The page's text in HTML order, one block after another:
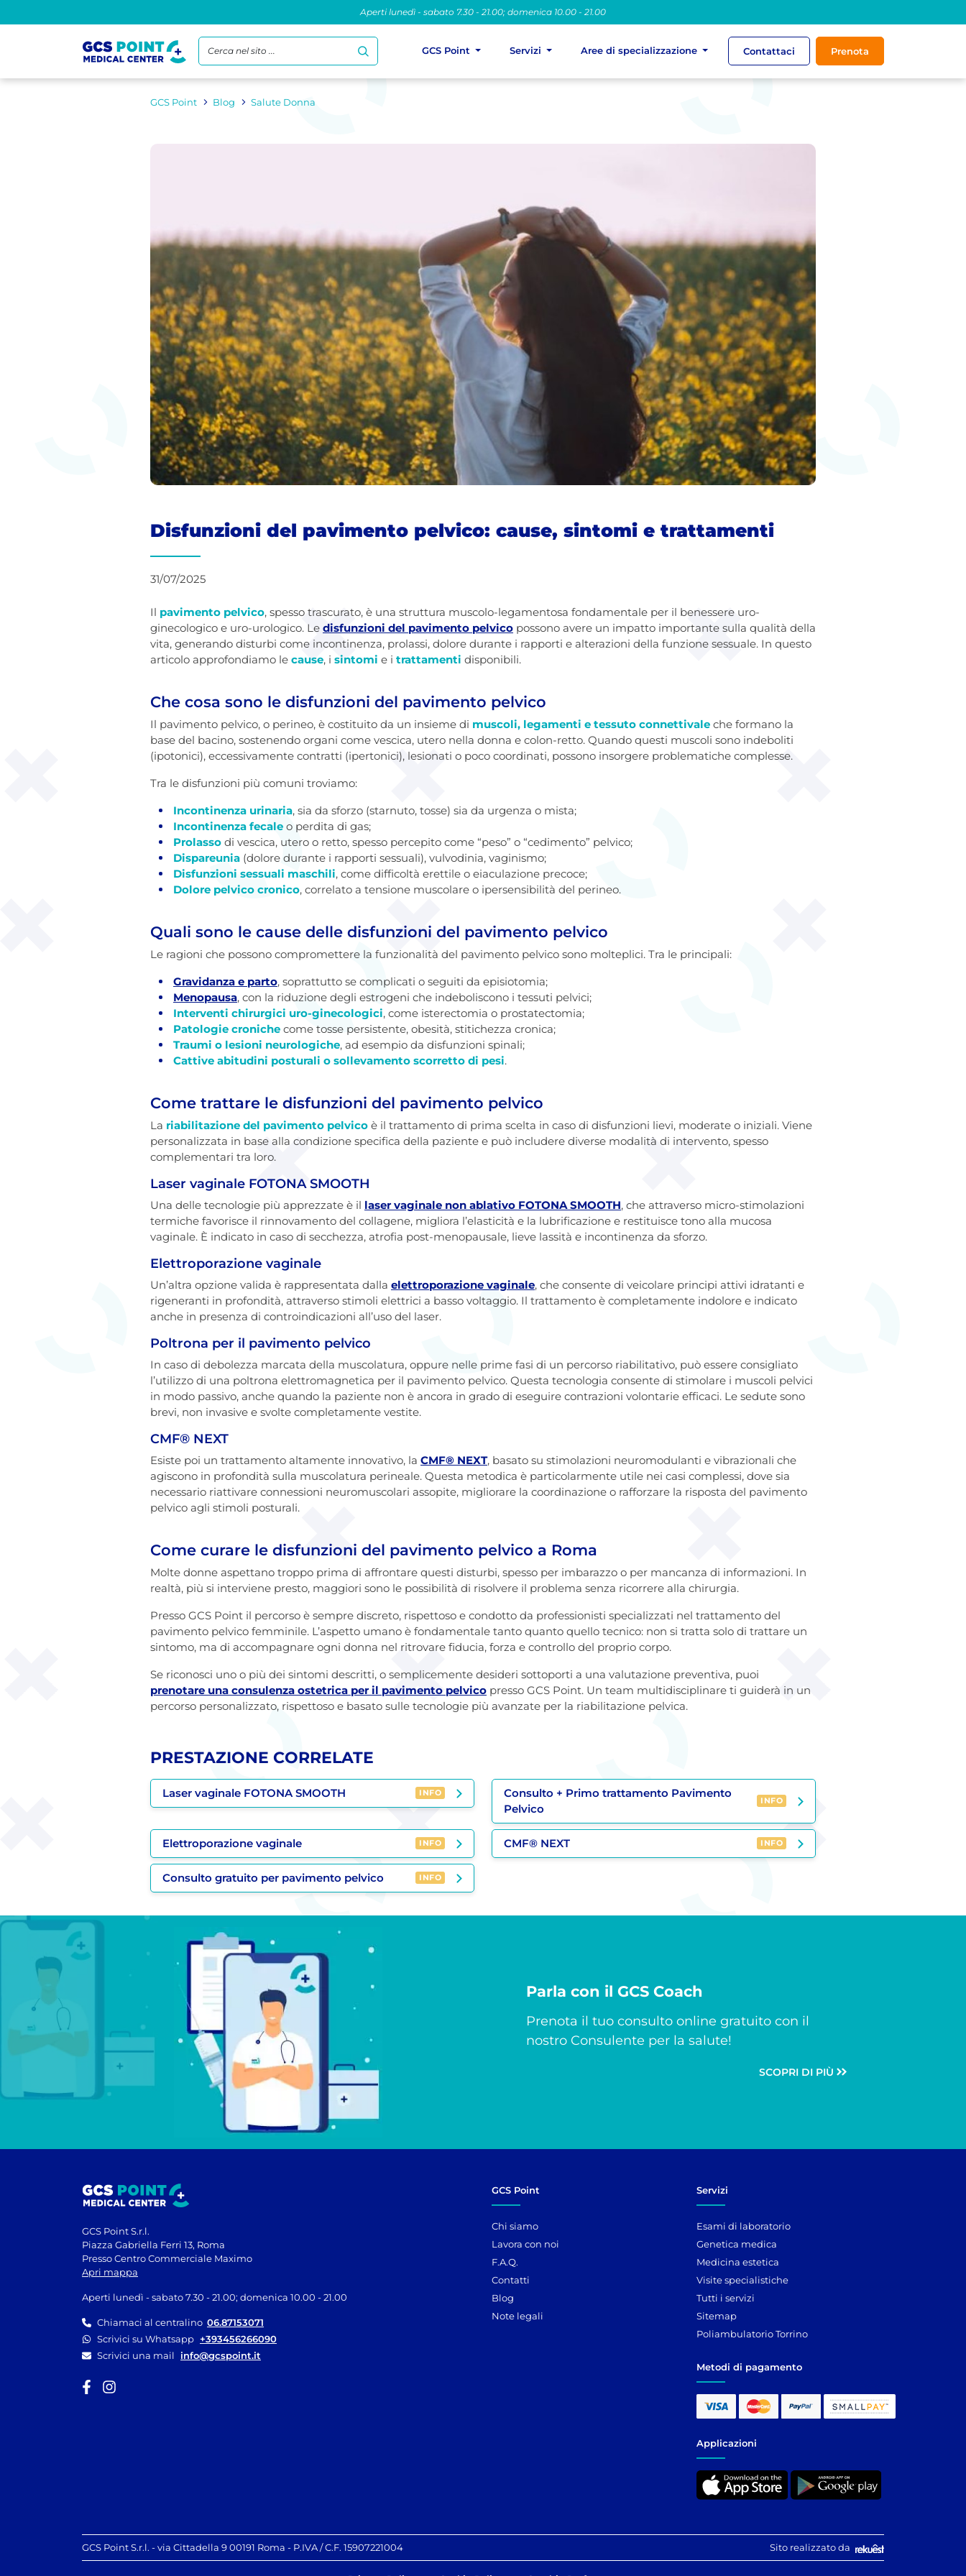
Aperti lunedì - sabato 7.30 - 21.00; domenica 10.00 - 21.00
Cerca nel sito ... GCS Point Servizi Aree di specializzazione Contattaci Prenota
GCS Point Blog Salute Donna
Disfunzioni del pavimento pelvico: cause, sintomi e trattamenti
31/07/2025
Il pavimento pelvico, spesso trascurato, è una struttura muscolo-legamentosa fondamentale per il benessere uro-
ginecologico e uro-urologico. Le disfunzioni del pavimento pelvico possono avere un impatto importante sulla qualità della
vita, generando disturbi come incontinenza, prolassi, dolore durante i rapporti e alterazioni della funzione sessuale. In questo
articolo approfondiamo le cause, i sintomi e i trattamenti disponibili.
Che cosa sono le disfunzioni del pavimento pelvico
Il pavimento pelvico, o perineo, è costituito da un insieme di muscoli, legamenti e tessuto connettivale che formano la
base del bacino, sostenendo organi come vescica, utero nella donna e colon-retto. Quando questi muscoli sono indeboliti
(ipotonici), eccessivamente contratti (ipertonici), lesionati o poco coordinati, possono insorgere problematiche complesse.
Tra le disfunzioni più comuni troviamo:
Incontinenza urinaria, sia da sforzo (starnuto, tosse) sia da urgenza o mista;
Incontinenza fecale o perdita di gas;
Prolasso di vescica, utero o retto, spesso percepito come “peso” o “cedimento” pelvico;
Dispareunia (dolore durante i rapporti sessuali), vulvodinia, vaginismo;
Disfunzioni sessuali maschili, come difficoltà erettile o eiaculazione precoce;
Dolore pelvico cronico, correlato a tensione muscolare o ipersensibilità del perineo.
Quali sono le cause delle disfunzioni del pavimento pelvico
Le ragioni che possono compromettere la funzionalità del pavimento pelvico sono molteplici. Tra le principali:
Gravidanza e parto, soprattutto se complicati o seguiti da episiotomia;
Menopausa, con la riduzione degli estrogeni che indeboliscono i tessuti pelvici;
Interventi chirurgici uro-ginecologici, come isterectomia o prostatectomia;
Patologie croniche come tosse persistente, obesità, stitichezza cronica;
Traumi o lesioni neurologiche, ad esempio da disfunzioni spinali;
Cattive abitudini posturali o sollevamento scorretto di pesi.
Come trattare le disfunzioni del pavimento pelvico
La riabilitazione del pavimento pelvico è il trattamento di prima scelta in caso di disfunzioni lievi, moderate o iniziali. Viene
personalizzata in base alla condizione specifica della paziente e può includere diverse modalità di intervento, spesso
complementari tra loro.
Laser vaginale FOTONA SMOOTH
Una delle tecnologie più apprezzate è il laser vaginale non ablativo FOTONA SMOOTH, che attraverso micro-stimolazioni
termiche favorisce il rinnovamento del collagene, migliora l’elasticità e la lubrificazione e restituisce tono alla mucosa
vaginale. È indicato in caso di secchezza, atrofia post-menopausale, lieve lassità e incontinenza da sforzo.
Elettroporazione vaginale
Un’altra opzione valida è rappresentata dalla elettroporazione vaginale, che consente di veicolare principi attivi idratanti e
rigeneranti in profondità, attraverso stimoli elettrici a basso voltaggio. Il trattamento è completamente indolore e indicato
anche in presenza di controindicazioni all’uso del laser.
Poltrona per il pavimento pelvico
In caso di debolezza marcata della muscolatura, oppure nelle prime fasi di un percorso riabilitativo, può essere consigliato
l’utilizzo di una poltrona elettromagnetica per il pavimento pelvico. Questa tecnologia consente di stimolare i muscoli pelvici
in modo passivo, anche quando la paziente non è ancora in grado di eseguire contrazioni volontarie efficaci. Le sedute sono
brevi, non invasive e svolte completamente vestite.
CMF® NEXT
Esiste poi un trattamento altamente innovativo, la CMF® NEXT, basato su stimolazioni neuromodulanti e vibrazionali che
agiscono in profondità sulla muscolatura perineale. Questa metodica è particolarmente utile nei casi complessi, dove sia
necessario riattivare connessioni neuromuscolari assopite, migliorare la coordinazione o rafforzare la risposta del pavimento
pelvico agli stimoli posturali.
Come curare le disfunzioni del pavimento pelvico a Roma
Molte donne aspettano troppo prima di affrontare questi disturbi, spesso per imbarazzo o per mancanza di informazioni. In
realtà, più si interviene presto, maggiori sono le possibilità di risolvere il problema senza ricorrere alla chirurgia.
Presso GCS Point il percorso è sempre discreto, rispettoso e condotto da professionisti specializzati nel trattamento del
pavimento pelvico femminile. L’aspetto umano è fondamentale tanto quanto quello tecnico: non si tratta solo di trattare un
sintomo, ma di accompagnare ogni donna nel ritrovare fiducia, forza e controllo del proprio corpo.
Se riconosci uno o più dei sintomi descritti, o semplicemente desideri sottoporti a una valutazione preventiva, puoi
prenotare una consulenza ostetrica per il pavimento pelvico presso GCS Point. Un team multidisciplinare ti guiderà in un
percorso personalizzato, rispettoso e basato sulle tecnologie più avanzate per la riabilitazione pelvica.
PRESTAZIONE CORRELATE
Laser vaginale FOTONA SMOOTH INFO
Consulto + Primo trattamento Pavimento
Pelvico
INFO
Elettroporazione vaginale INFO CMF® NEXT INFO
Consulto gratuito per pavimento pelvico INFO
Parla con il GCS Coach
Prenota il tuo consulto online gratuito con il
nostro Consulente per la salute!
SCOPRI DI PIÙ
GCS Point S.r.l.
Piazza Gabriella Ferri 13, Roma
Presso Centro Commerciale Maximo
Apri mappa
Aperti lunedì - sabato 7.30 - 21.00; domenica 10.00 - 21.00
Chiamaci al centralino 06.87153071
Scrivici su Whatsapp +393456266090
Scrivici una mail
info@gcspoint.it
GCS Point
Chi siamo
Lavora con noi
F.A.Q.
Contatti
Blog
Note legali
Servizi
Esami di laboratorio
Genetica medica
Medicina estetica
Visite specialistiche
Tutti i servizi
Sitemap
Poliambulatorio Torrino
Metodi di pagamento
Applicazioni
GCS Point S.r.l. - via Cittadella 9 00191 Roma - P.IVA / C.F. 15907221004 Sito realizzato da